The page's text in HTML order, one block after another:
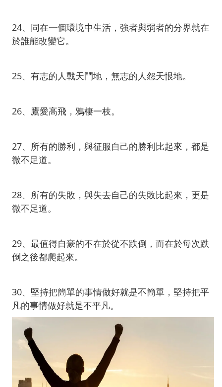
24、同在一個環境中生活，強者與弱者的分界就在
於誰能改變它。
25、有志的人戰天鬥地，無志的人怨天恨地。
26、鷹愛高飛，鴉棲一枝。
27、所有的勝利，與征服自己的勝利比起來，都是
微不足道。
28、所有的失敗，與失去自己的失敗比起來，更是
微不足道。
29、最值得自豪的不在於從不跌倒，而在於每次跌
倒之後都爬起來。
30、堅持把簡單的事情做好就是不簡單，堅持把平
凡的事情做好就是不平凡。